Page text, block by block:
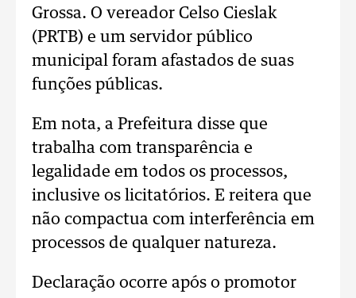
Grossa. O vereador Celso Cieslak
(PRTB) e um servidor público
municipal foram afastados de suas
funções públicas.
Em nota, a Prefeitura disse que
trabalha com transparência e
legalidade em todos os processos,
inclusive os licitatórios. E reitera que
não compactua com interferência em
processos de qualquer natureza.
Declaração ocorre após o promotor